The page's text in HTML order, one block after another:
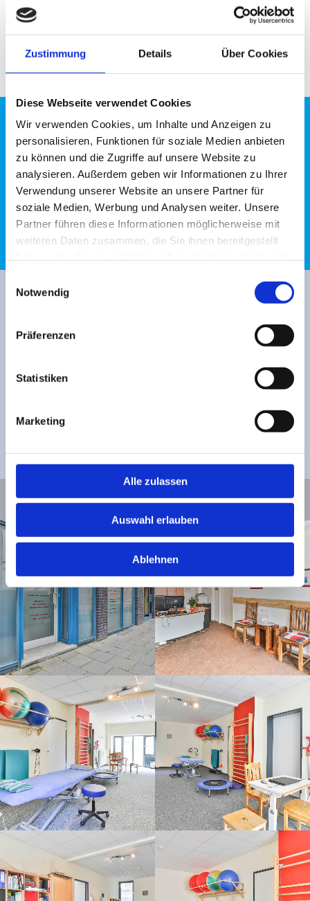
Zustimmung Details Über Cookies
Diese Webseite verwendet Cookies
Wir verwenden Cookies, um Inhalte und Anzeigen zu
personalisieren, Funktionen für soziale Medien anbieten
zu können und die Zugriffe auf unsere Website zu
analysieren. Außerdem geben wir Informationen zu Ihrer
Verwendung unserer Website an unsere Partner für
soziale Medien, Werbung und Analysen weiter. Unsere
Partner führen diese Informationen möglicherweise mit
weiteren Daten zusammen, die Sie ihnen bereitgestellt
Notwendig
Präferenzen
Statistiken
Marketing
Alle zulassen
Auswahl erlauben
Ablehnen
SIE HABEN FRAGEN ZU UNSEREM
THERAPIEANGEBOT ODER
MÖCHTEN EINEN TERMIN
VEREINBAREN?
RUFEN SIE UNS GERNE AN ODER